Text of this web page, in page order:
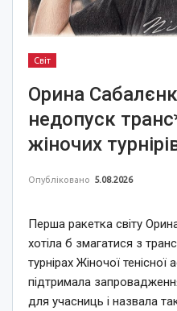
Світ
Орина
недопуск
жіночих
Опубліковано 5.08.2026
Перша ракетка світу
хотіла б змагатися з
турнірах Жіночої тенісної
підтримала
для учасниць і назвала